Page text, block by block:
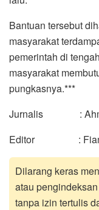
Bantuan tersebut
masyarakat
pemerintah di
masyarakat
pungkasnya.***
Jurnalis :
Editor :
Dilarang keras
atau
tanpa izin tertulis